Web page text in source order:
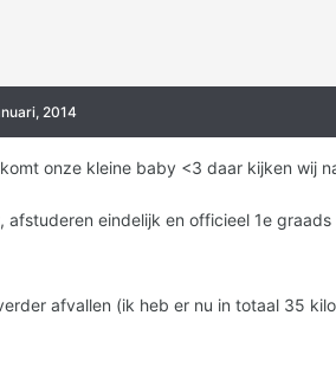
2014
onze kleine baby <3 daar kijken wij
afstuderen eindelijk en officieel 1e
afvallen (ik heb er nu in totaal 35